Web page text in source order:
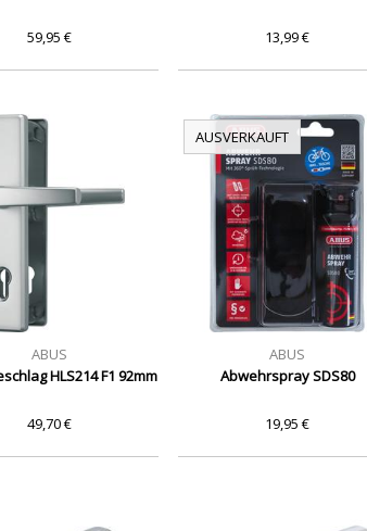
59,95 € 13,99 €
ABUS
HLS214 F1 92mm
49,70 €
AUSVERKAUFT
ABUS
Abwehrspray SDS80
19,95 €